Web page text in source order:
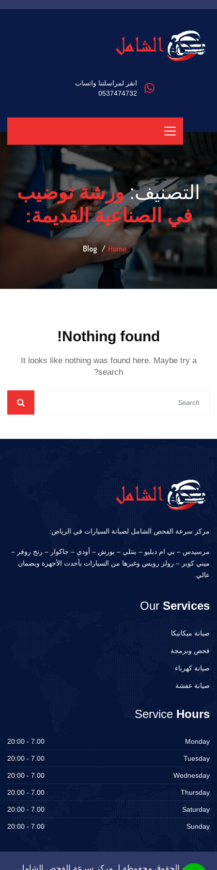
انقر لمراسلتنا واتساب
0537474732
التصنيف:ورشة توضيب
في الصناعية القديمة:
Home
Blog
Nothing found!
It looks like nothing was found here. Maybe try a
search?
مركز سرعة الفحص الشامل لصيانة السيارات في الرياض:
مرسيدس – بي ام دبليو – بنتلي – بورش – أودي – جاكوار – رنج روفر –
ميني كوبر – رولز رويس وغيرها من السيارات بأحدث الأجهزة وبضمان
عالي.
Our Services
صيانة ميكانيكا
فحص وبرمجة
صيانة كهرباء
صيانة عفشة
Service Hours
Monday
7.00 - 20:00
Tuesday
7.00 - 20:00
Wednesday
7.00 - 20:00
Thursday
7.00 - 20:00
Saturday
7.00 - 20:00
Sunday
7.00 - 20:00